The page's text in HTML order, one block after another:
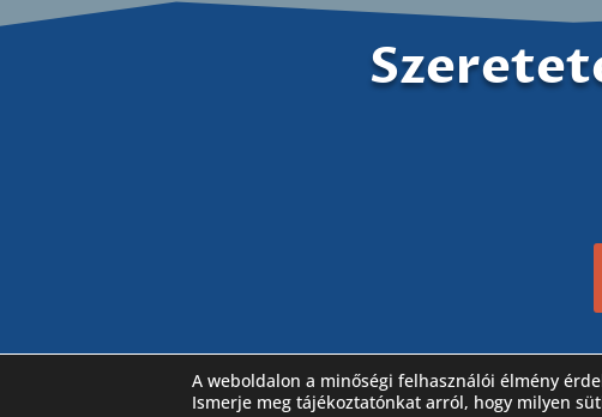
Látogassa meg Facebook oldalunkat is!
A weboldalon a minőségi felhasználói élmény
Ismerje meg tájékoztatónkat arról, hogy milyen